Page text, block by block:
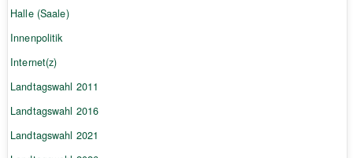
Halle (Saale)
Innenpolitik
Internet(z)
Landtagswahl 2011
Landtagswahl 2016
Landtagswahl 2021